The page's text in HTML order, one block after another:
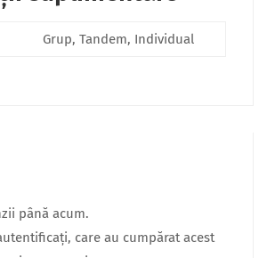
Grup, Tandem, Individual
până acum.
care au cumpărat acest